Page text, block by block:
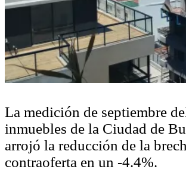
La medición de septiembre
inmuebles de la Ciudad de
arrojó la reducción de la
contraoferta en un -4.4%.